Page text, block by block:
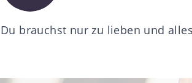
Du brauchst nur zu lieben und